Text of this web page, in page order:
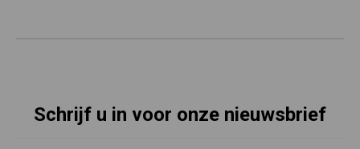
Schrijf u in voor onze nieuwsbrief